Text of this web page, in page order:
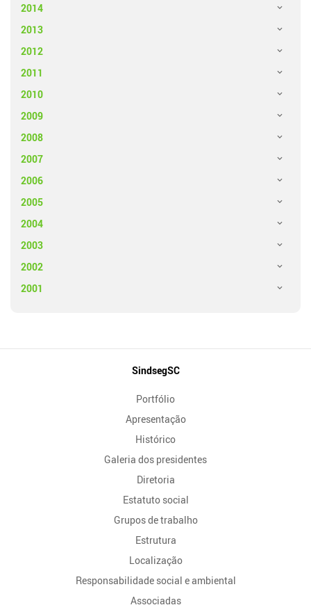
2014
2013
2012
2011
2010
2009
2008
2007
2006
2005
2004
2003
2002
2001
SindsegSC
Portfólio
Apresentação
Histórico
Galeria dos presidentes
Diretoria
Estatuto social
Grupos de trabalho
Estrutura
Localização
Responsabilidade social e ambiental
Associadas